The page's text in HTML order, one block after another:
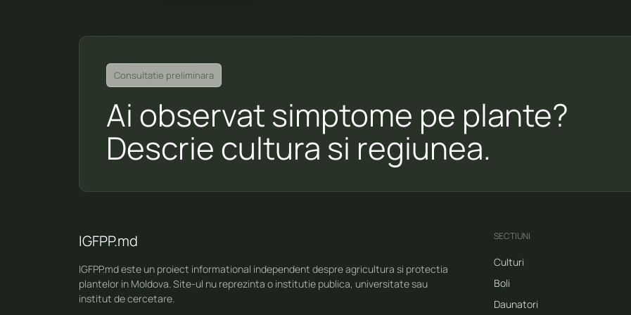
Consultatie preliminara
Ai observat simptome pe plante?
Descrie cultura si regiunea.
IGFPP.md
IGFPP.md este un proiect informational independent despre agricultura si protectia
plantelor in Moldova. Site-ul nu reprezinta o institutie publica, universitate sau
institut de cercetare.
SECTIUNI
Culturi
Boli
Daunatori